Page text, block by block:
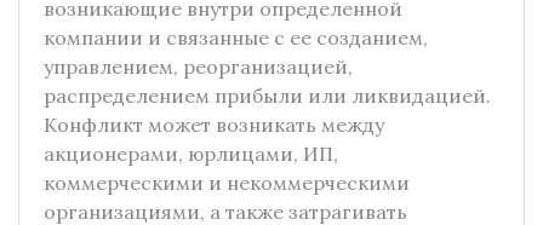
возникающие внутри определенной
компании и связанные с ее созданием,
управлением, реорганизацией,
распределением прибыли или ликвидацией.
Конфликт может возникать между
акционерами, юрлицами, ИП,
коммерческими и некоммерческими
организациями, а также затрагивать